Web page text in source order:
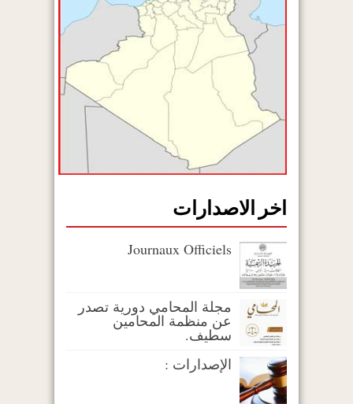
اخر الاصدارات
Journaux Officiels
مجلة المحامي دورية تصدر
عن منظمة المحامين
سطيف.
الإصدارات :